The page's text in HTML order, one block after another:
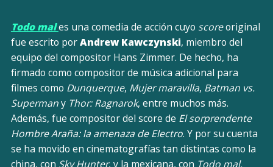
Todo males una comedia de acción cuyo scoreoriginal
fue escrito porAndrew Kawczynski, miembro del
equipo del compositor Hans Zimmer. De hecho, ha
firmado como compositor de música adicional para
filmes como Dunquerque, Mujer maravilla, Batman vs.
Supermany Thor: Ragnarok, entre muchos más.
Además, fue compositor del score de El sorprendente
Hombre Araña: la amenaza de Electro. Y por su cuenta
se ha movido en cinematografías tan distintas como la
china, con Sky Hunter, y la mexicana, con Todo mal.